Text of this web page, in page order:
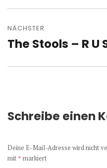
NÄCHSTER
Nächster
The Stools – R U
Schreibe einen
Deine E-Mail-Adresse wird nicht
mit * markiert